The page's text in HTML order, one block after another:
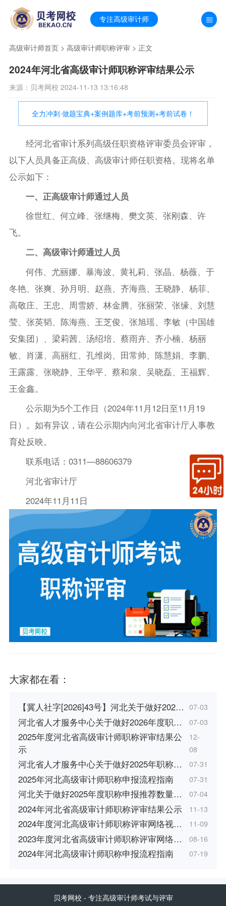
专注高级审计师
高级审计师首页> 高级审计师职称评审 > 正文
2024年河北省高级审计师职称评审结果公示
来源：贝考网校 2024-11-13 13:16:48
全力冲刺·做题宝典+案例题库+考前预测+考前试卷！
经河北省审计系列高级任职资格评审委员会评审，
以下人员具备正高级、高级审计师任职资格。现将名单
公示如下：
一、正高级审计师通过人员
徐世红、何立峰、张继梅、樊文英、张刚森、许
飞。
二、高级审计师通过人员
何伟、尤丽娜、暴海波、黄礼莉、张晶、杨薇、于
冬艳、张爽、孙月明、赵燕、齐海燕、王晓静、杨菲、
高敬庄、王忠、周雪娇、林金腾、张丽荣、张缘、刘慧
莹、张英韬、陈海燕、王芝俊、张旭瑶、李敏（中国雄
安集团）、梁莉茜、汤绍培、蔡雨卉、齐小楠、杨丽
敏、肖潇、高丽红、孔维岗、田常帅、陈慧娟、李鹏、
王露露、张晓静、王华平、蔡和泉、吴晓磊、王福辉、
王金鑫。
公示期为5个工作日（2024年11月12日至11月19
日）。如有异议，请在公示期内向河北省审计厅人事教
育处反映。
联系电话：0311—88606379
河北省审计厅
2024年11月11日
大家都在看：
【冀人社字[2026]43号】河北关于做好202… 07-03
河北省人才服务中心关于做好2026年度职… 07-03
2025年度河北省高级审计师职称评审结果公
示
12-
08
河北省人才服务中心关于做好2025年职称… 07-31
2025年河北高级审计师职称申报流程指南 07-31
河北关于做好2025年度职称申报推荐数量… 07-04
2024年河北省高级审计师职称评审结果公示 11-13
2024年度河北高级审计师职称评审网络视… 11-09
2023年度河北省高级审计师职称评审网络… 08-16
2024年河北高级审计师职称申报流程指南 07-19
贝考网校 - 专注高级审计师考试与评审